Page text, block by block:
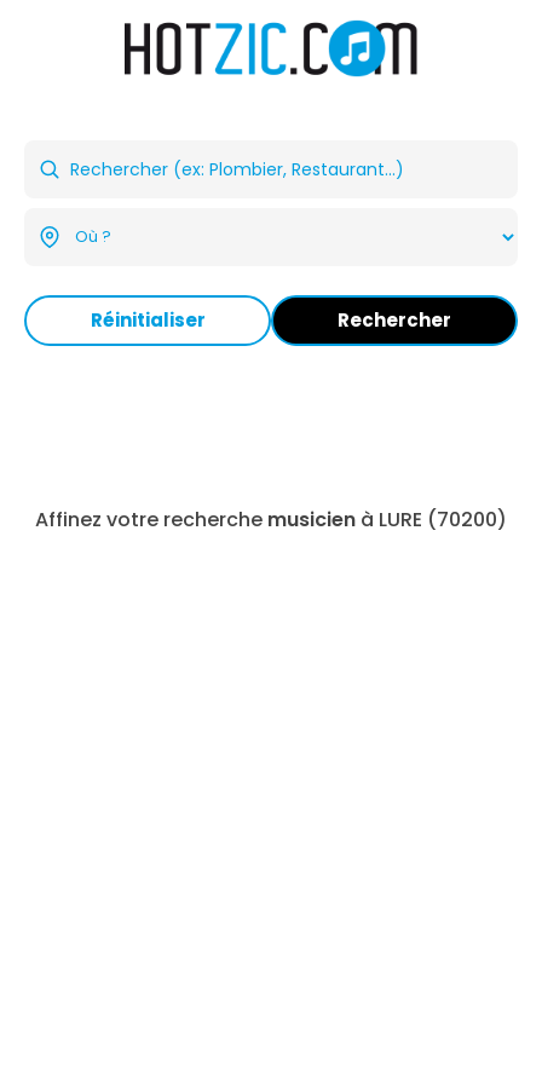
Réinitialiser Rechercher
Affinez votre recherche musicien à LURE (70200)